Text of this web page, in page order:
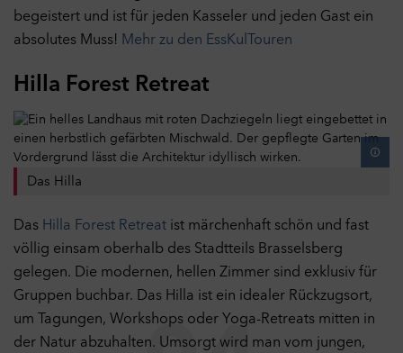
begeistert und ist für jeden Kasseler und jeden Gast ein
absolutes Muss! Mehr zu den EssKulTouren
Hilla Forest Retreat
Das Hilla
Das Hilla Forest Retreat ist märchenhaft schön und fast
völlig einsam oberhalb des Stadtteils Brasselsberg
gelegen. Die modernen, hellen Zimmer sind exklusiv für
Gruppen buchbar. Das Hilla ist ein idealer Rückzugsort,
um Tagungen, Workshops oder Yoga-Retreats mitten in
der Natur abzuhalten. Umsorgt wird man vom jungen,